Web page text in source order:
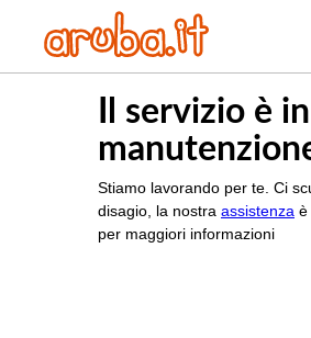
Il servizio è in
Stiamo lavorando per te. Ci
disagio, la nostra assistenza è
per maggiori informazioni